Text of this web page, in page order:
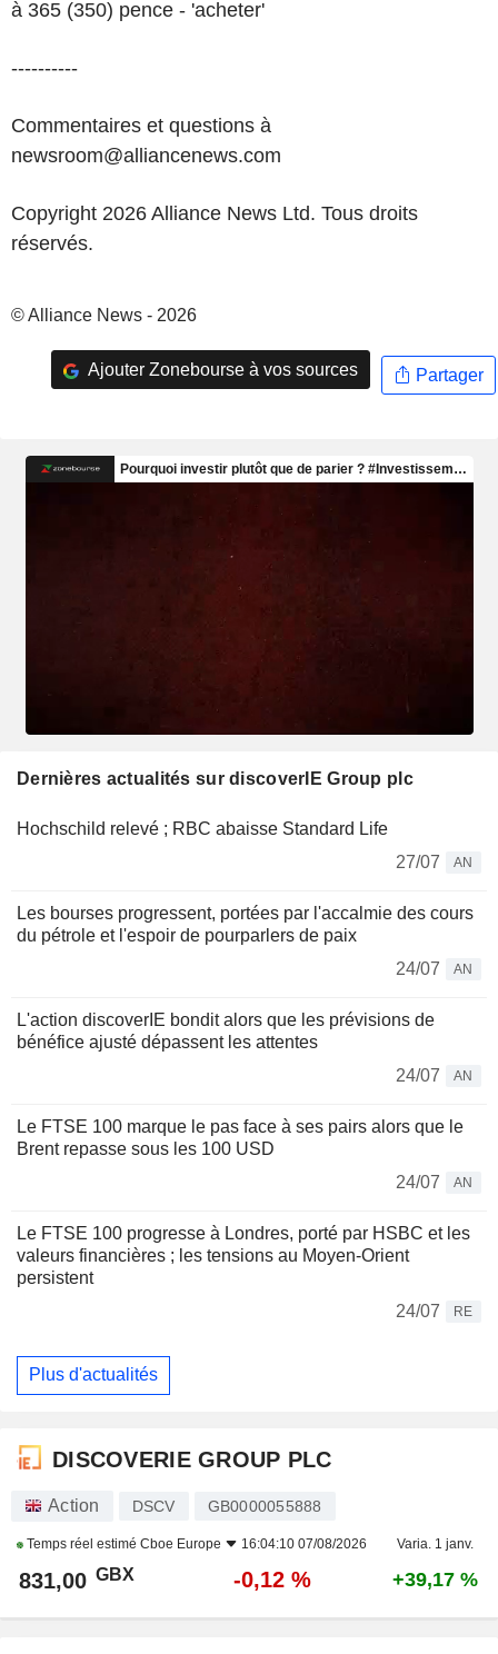
à 365 (350) pence - 'acheter'
----------
Commentaires et questions à
newsroom@alliancenews.com
Copyright 2026 Alliance News Ltd. Tous droits
réservés.
© Alliance News - 2026
Ajouter Zonebourse à vos sources Partager
Dernières actualités sur discoverIE Group plc
Hochschild relevé ; RBC abaisse Standard Life
27/07
AN
Les bourses progressent, portées par l'accalmie des cours
du pétrole et l'espoir de pourparlers de paix
24/07
AN
L'action discoverIE bondit alors que les prévisions de
bénéfice ajusté dépassent les attentes
24/07
AN
Le FTSE 100 marque le pas face à ses pairs alors que le
Brent repasse sous les 100 USD
24/07
AN
Le FTSE 100 progresse à Londres, porté par HSBC et les
valeurs financières ; les tensions au Moyen-Orient
persistent
24/07
RE
Plus d'actualités
DISCOVERIE GROUP PLC
Action DSCV GB0000055888
Temps réel estimé Cboe Europe 16:04:10 07/08/2026 Varia. 1 janv.
831,00 GBX -0,12 % +39,17 %